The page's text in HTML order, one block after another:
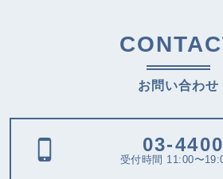
お問い合わせ
03-
受付時間 11:00〜